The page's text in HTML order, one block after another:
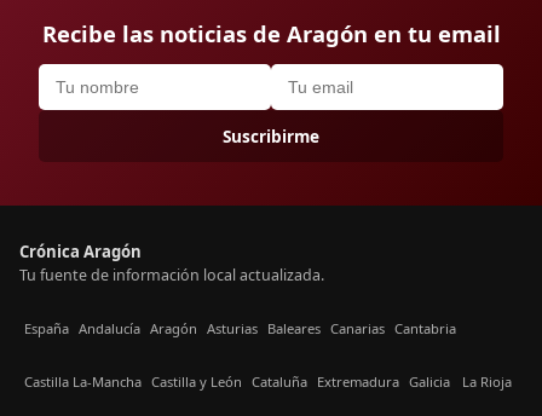
Recibe las noticias de Aragón en tu email
Suscribirme
Crónica Aragón
Tu fuente de información local actualizada.
España Andalucía Aragón Asturias Baleares Canarias Cantabria
Castilla La-Mancha Castilla y León Cataluña Extremadura Galicia La Rioja